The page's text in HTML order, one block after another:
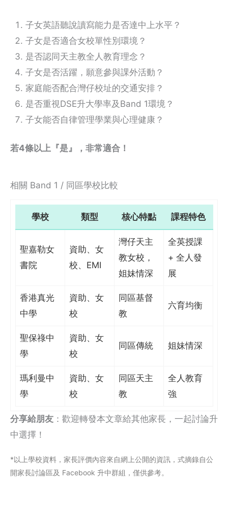
子女英語聽說讀寫能力是否達中上水平？
子女是否適合女校單性別環境？
是否認同天主教全人教育理念？
子女是否活躍，願意參與課外活動？
家庭能否配合灣仔校址的交通安排？
是否重視DSE升大學率及Band 1環境？
子女能否自律管理學業與心理健康？
若4條以上『是』，非常適合！
相關 Band 1 / 同區學校比較
學校 類型 核心特點 課程特色
聖嘉勒女
書院
資助、女
校、EMI
灣仔天主
教女校，
姐妹情深
全英授課
+ 全人發
展
香港真光
中學
資助、女
校
同區基督
教
六育均衡
聖保祿中
學
資助、女
校
同區傳統 姐妹情深
瑪利曼中
學
資助、女
校
同區天主
教
全人教育
強
分享給朋友 ：歡迎轉發本文章給其他家長，一起討論升
中選擇！
*以上學校資料，家長評價內容來自網上公閞的資訊，式摘錄自公
開家長討論區及 Facebook 升中群組，僅供參考。